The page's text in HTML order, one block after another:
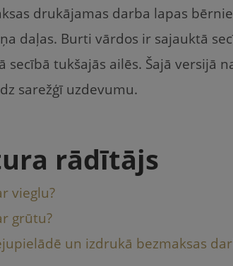
itt
er
ai
l
u
gi
e
m
at
s
A
p
drukājamas darba lapas
daļas. Burti vārdos ir sajauktā
secībā tukšajās ailēs. Šajā versijā
sarežģī uzdevumu.
rādītājs
vieglu?
grūtu?
un izdrukā bezmaksas